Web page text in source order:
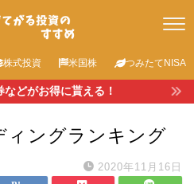
株式投資 米国株 つみたてNISA
どがお得に貰える！
ィングランキング
2020年11月16日